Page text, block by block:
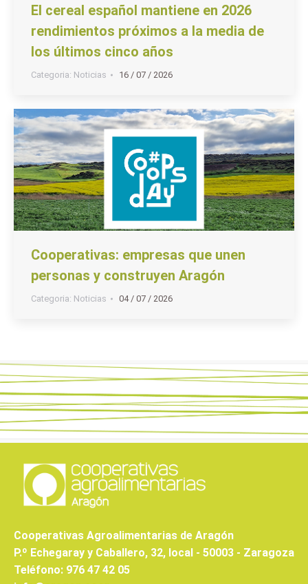
El cereal español mantiene en 2026
rendimientos próximos a la media de
los últimos cinco años
Categoria: Noticias 16 / 07 / 2026
Cooperativas: empresas que unen
personas y construyen Aragón
Categoria: Noticias 04 / 07 / 2026
Cooperativas Agroalimentarias de Aragón
P.º Echegaray y Caballero, 32, local - 50003 - Zaragoza
Teléfono: 976 47 42 05